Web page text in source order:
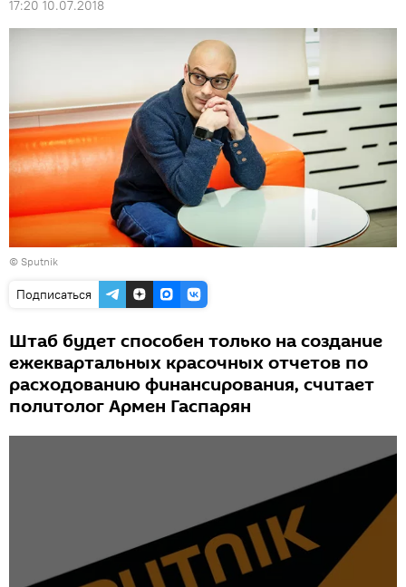
17:20 10.07.2018
© Sputnik
Подписаться
Штаб будет способен только на создание
ежеквартальных красочных отчетов по
расходованию финансирования, считает
политолог Армен Гаспарян